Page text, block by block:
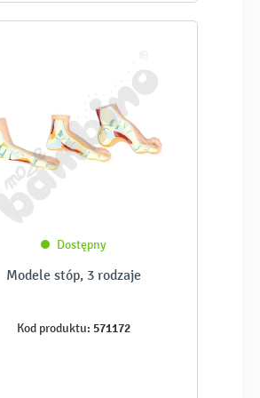
Dostępny
Modele stóp, 3 rodzaje
Kod produktu: 571172